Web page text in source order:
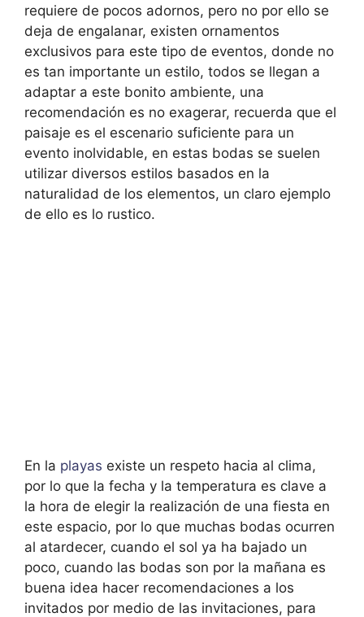
requiere de pocos adornos, pero no por ello se
deja de engalanar, existen ornamentos
exclusivos para este tipo de eventos, donde no
es tan importante un estilo, todos se llegan a
adaptar a este bonito ambiente, una
recomendación es no exagerar, recuerda que el
paisaje es el escenario suficiente para un
evento inolvidable, en estas bodas se suelen
utilizar diversos estilos basados en la
naturalidad de los elementos, un claro ejemplo
de ello es lo rustico.
En la playas existe un respeto hacia al clima,
por lo que la fecha y la temperatura es clave a
la hora de elegir la realización de una fiesta en
este espacio, por lo que muchas bodas ocurren
al atardecer, cuando el sol ya ha bajado un
poco, cuando las bodas son por la mañana es
buena idea hacer recomendaciones a los
invitados por medio de las invitaciones, para